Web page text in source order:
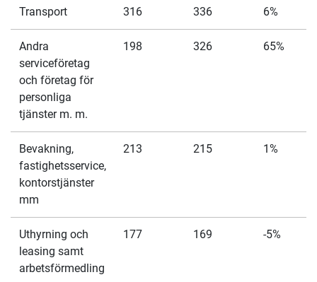
Transport 316 336 6%
Andra
serviceföretag
och företag för
personliga
tjänster m. m.
198 326 65%
Bevakning,
fastighetsservice,
kontorstjänster
mm
213 215 1%
Uthyrning och
leasing samt
arbetsförmedling
177 169 -5%